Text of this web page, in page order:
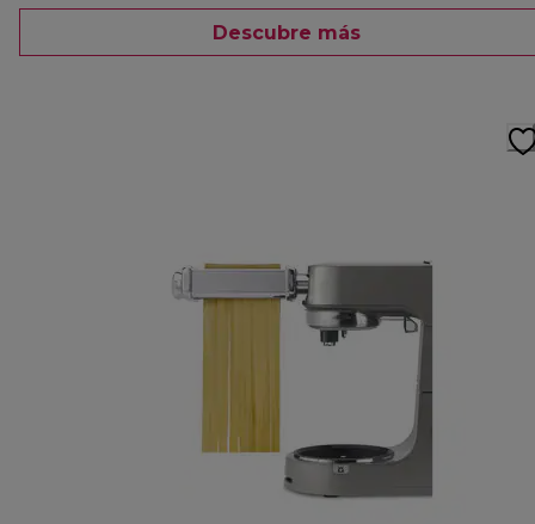
Descubre más